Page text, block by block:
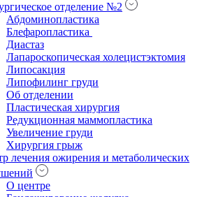
отделение №2
Абдоминопластика
Блефаропластика
Диастаз
Лапароскопическая холецистэктомия
Липосакция
Липофилинг груди
Об отделении
Пластическая хирургия
Редукционная маммопластика
Увеличение груди
Хирургия грыж
лечения ожирения и метаболических
О центре